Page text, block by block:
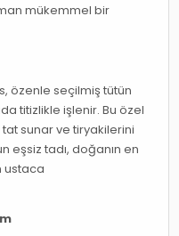
mükemmel bir
özenle seçilmiş tütün
titizlikle işlenir. Bu özel
sunar ve tiryakilerini
eşsiz tadı, doğanın en
ustaca